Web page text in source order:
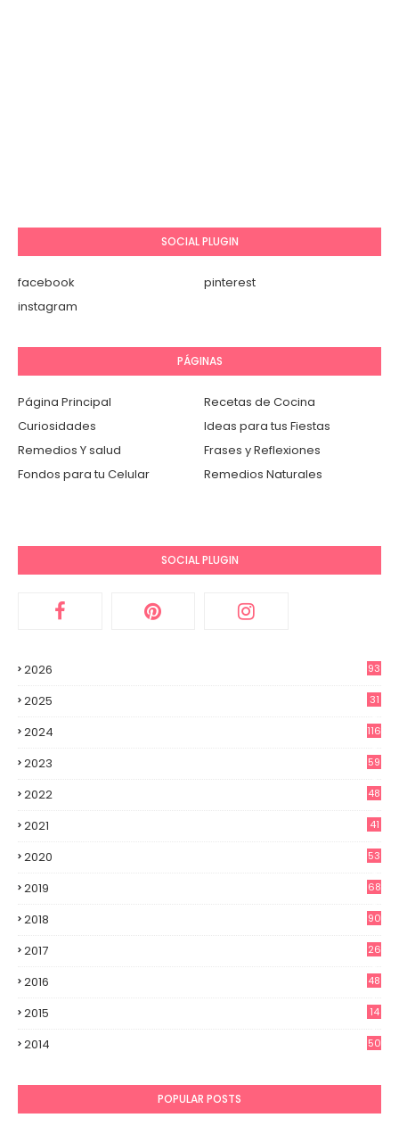
SOCIAL PLUGIN
facebook
pinterest
instagram
PÁGINAS
Página Principal
Recetas de Cocina
Curiosidades
Ideas para tus Fiestas
Remedios Y salud
Frases y Reflexiones
Fondos para tu Celular
Remedios Naturales
SOCIAL PLUGIN
2026 93
2025
31
2024
116
2023
59
2022
48
2021
41
2020
53
2019
68
2018 90
2017
26
2016
48
2015
14
2014
50
POPULAR POSTS